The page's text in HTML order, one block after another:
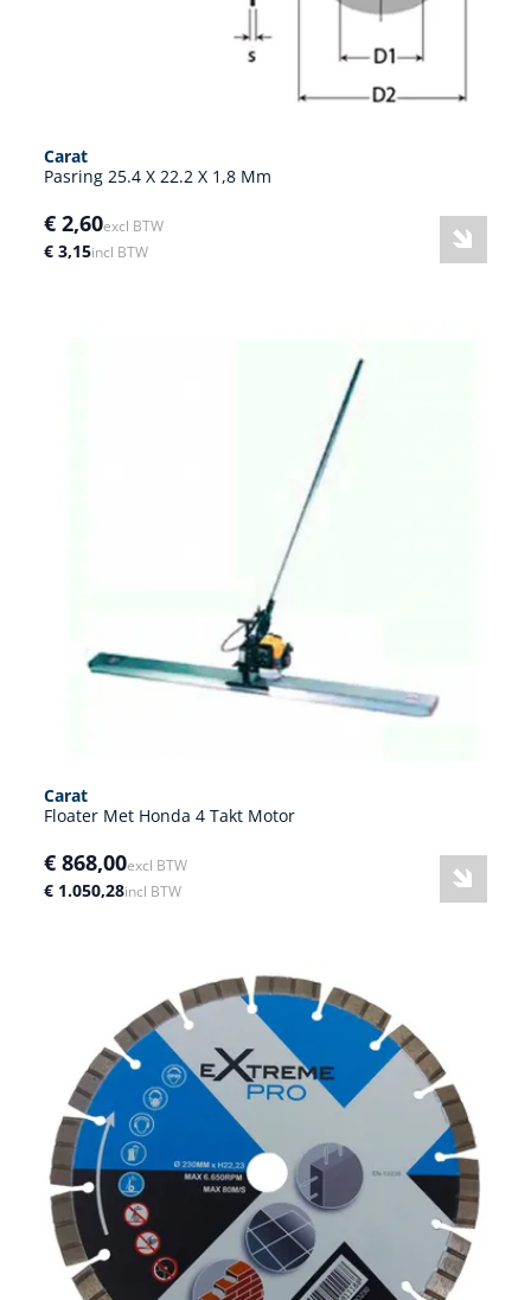
Carat
Pasring 25.4 X 22.2 X 1,8 Mm
€ 2,60excl BTW
€ 3,15incl BTW
Carat
Floater Met Honda 4 Takt Motor
€ 868,00excl BTW
€ 1.050,28incl BTW